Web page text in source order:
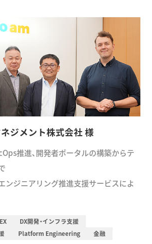
ジメント株式会社 様
推進、開発者ポータルの構築からテ
ンジニアリング推進支援サービスによ
DX開発・インフラ支援
Platform Engineering 金融